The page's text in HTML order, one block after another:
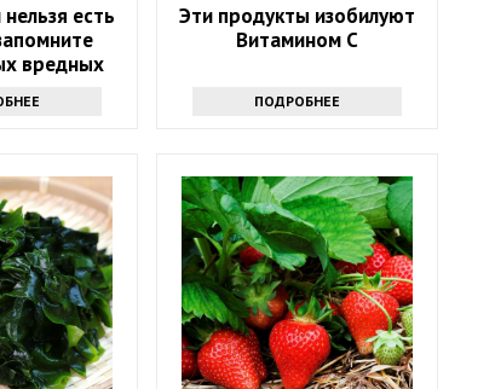
есть
вредных
Эти продукты изобилуют
Витамином С
ПОДРОБНЕЕ